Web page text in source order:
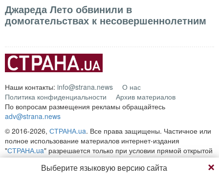
Джареда Лето обвинили в
домогательствах к несовершеннолетним
Наши контакты: info@strana.news
О нас
Политика конфиденциальности
Архив материалов
По вопросам размещения рекламы обращайтесь
adv@strana.news
© 2016-2026, СТРАНА.ua. Все права защищены. Частичное или
полное использование материалов интернет-издания
"СТРАНА.ua" разрешается только при условии прямой открытой
для поисковых систем гиперссылки на непосредственный адрес
материала на сайтеstrana.ua
Продолжая просмотр, вы соглашаетесь с нашей
политикой конфиденциальности
Выберите языковую версию сайта